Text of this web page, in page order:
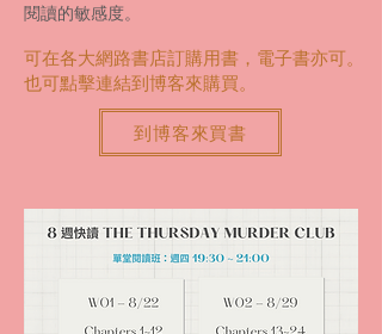
閱讀的敏感度。
​可在各大網路書店訂購用書，電子書亦可。
也可點擊連結到博客來購買。
到博客來買書